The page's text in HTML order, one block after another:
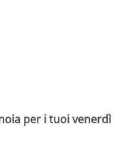
per i tuoi venerdì